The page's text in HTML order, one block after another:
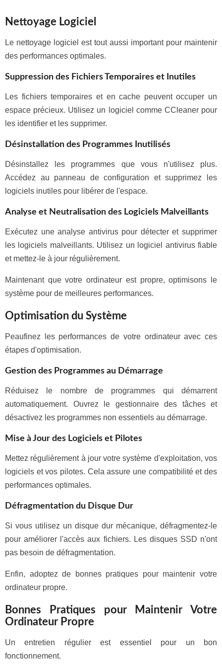
Nettoyage Logiciel
Le nettoyage logiciel est tout aussi important pour maintenir
des performances optimales.
Suppression des Fichiers Temporaires et Inutiles
Les fichiers temporaires et en cache peuvent occuper un
espace précieux. Utilisez un logiciel comme CCleaner pour
les identifier et les supprimer.
Désinstallation des Programmes Inutilisés
Désinstallez les programmes que vous n'utilisez plus.
Accédez au panneau de configuration et supprimez les
logiciels inutiles pour libérer de l'espace.
Analyse et Neutralisation des Logiciels Malveillants
Exécutez une analyse antivirus pour détecter et supprimer
les logiciels malveillants. Utilisez un logiciel antivirus fiable
et mettez-le à jour régulièrement.
Maintenant que votre ordinateur est propre, optimisons le
système pour de meilleures performances.
Optimisation du Système
Peaufinez les performances de votre ordinateur avec ces
étapes d'optimisation.
Gestion des Programmes au Démarrage
Réduisez le nombre de programmes qui démarrent
automatiquement. Ouvrez le gestionnaire des tâches et
désactivez les programmes non essentiels au démarrage.
Mise à Jour des Logiciels et Pilotes
Mettez régulièrement à jour votre système d'exploitation, vos
logiciels et vos pilotes. Cela assure une compatibilité et des
performances optimales.
Défragmentation du Disque Dur
Si vous utilisez un disque dur mécanique, défragmentez-le
pour améliorer l'accès aux fichiers. Les disques SSD n'ont
pas besoin de défragmentation.
Enfin, adoptez de bonnes pratiques pour maintenir votre
ordinateur propre.
Bonnes Pratiques pour Maintenir Votre
Ordinateur Propre
Un entretien régulier est essentiel pour un bon
fonctionnement.